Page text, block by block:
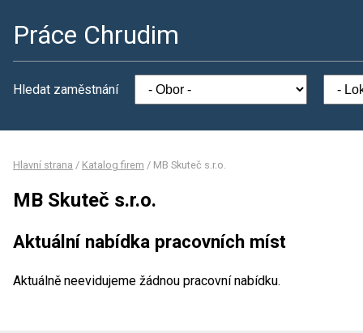
Práce Chrudim
Hledat zaměstnání
Hlavní strana / Katalog firem / MB Skuteč s.r.o.
MB Skuteč s.r.o.
Aktuální nabídka pracovních míst
Aktuálně neevidujeme žádnou pracovní nabídku.